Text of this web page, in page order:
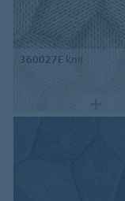
360027Eknit